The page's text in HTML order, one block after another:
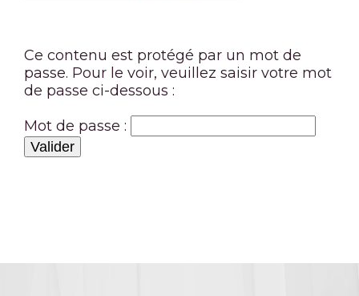
Ce contenu est protégé par un mot de
passe. Pour le voir, veuillez saisir votre mot
de passe ci-dessous :
Mot de passe :